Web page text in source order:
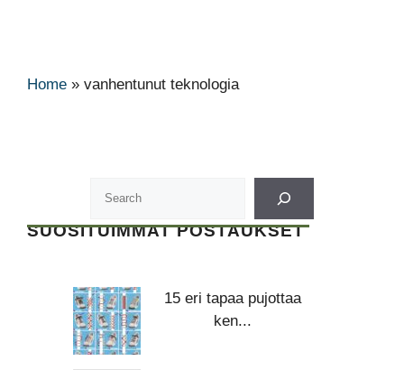
Home » vanhentunut teknologia
SUOSITUIMMAT POSTAUKSET
15 eri tapaa pujottaa
ken...